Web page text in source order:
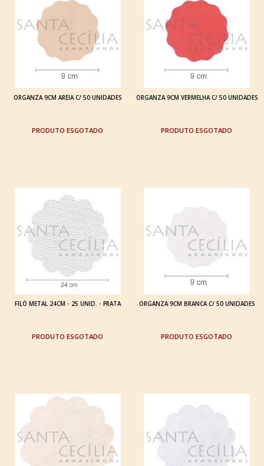
ORGANZA 9CM AREIA C/ 50 UNIDADES
ESGOTADO
ORGANZA 9CM VERMELHA C/ 50 UNIDADES
ESGOTADO
FILÓ METAL 24CM - 25 UNID. - PRATA
ESGOTADO
ORGANZA 9CM BRANCA C/ 50 UNIDADES
ESGOTADO